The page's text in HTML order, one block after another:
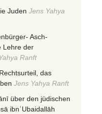
Juden Jens Yahya
Asch-
Lehre der
Ranft
das
Jens Yahya Ranft
über den jüdischen
ibnʿUbaidallāh